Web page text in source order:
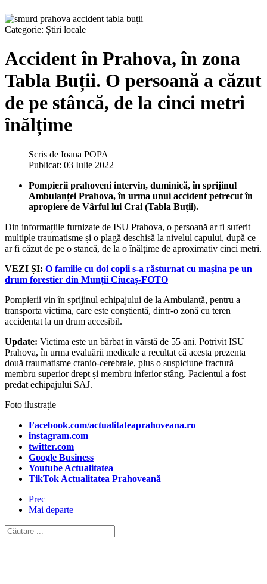
Categorie: Știri locale
Accident în Prahova, în zona
Tabla Buții. O persoană a căzut
de pe stâncă, de la cinci metri
înălțime
Scris de Ioana POPA
Publicat: 03 Iulie 2022
Pompierii prahoveni intervin, duminică, în sprijinul
Ambulanței Prahova, în urma unui accident petrecut în
apropiere de Vârful lui Crai (Tabla Buții).
Din informațiile furnizate de ISU Prahova, o persoană ar fi suferit
multiple traumatisme și o plagă deschisă la nivelul capului, după ce
ar fi căzut de pe o stancă, de la o înălțime de aproximativ cinci metri.
VEZI ȘI: O familie cu doi copii s-a răsturnat cu mașina pe un
drum forestier din Munții Ciucaș-FOTO
Pompierii vin în sprijinul echipajului de la Ambulanță, pentru a
transporta victima, care este conștientă, dintr-o zonă cu teren
accidentat la un drum accesibil.
Update: Victima este un bărbat în vârstă de 55 ani. Potrivit ISU
Prahova, în urma evaluării medicale a recultat că acesta prezenta
două traumatisme cranio-cerebrale, plus o suspiciune fractură
membru superior drept și membru inferior stâng. Pacientul a fost
predat echipajului SAJ.
Foto ilustrație
Facebook.com/actualitateaprahoveana.ro
instagram.com
twitter.com
Google Business
Youtube Actualitatea
TikTok Actualitatea Prahoveană
Prec
Mai departe